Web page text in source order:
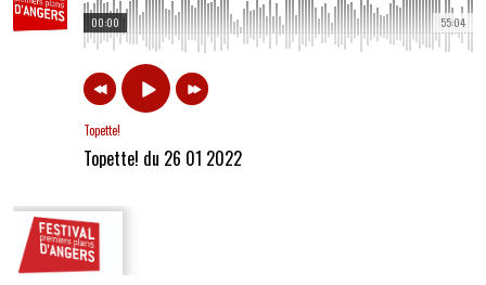
55:04
00:00
Topette!
Topette! du 26 01 2022